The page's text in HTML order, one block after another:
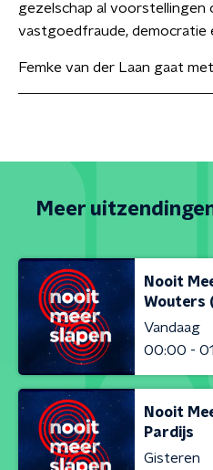
gezelschap al voorstellingen
vastgoedfraude, democratie
Femke van der Laan gaat
Meer
Nooit
Wouters
Vandaag
00:00 -
Nooit
Pardijs
Gisteren